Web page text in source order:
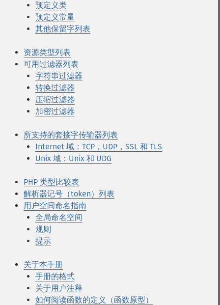
预定义类
预定义常量
其他保留字列表
资源类型列表
可用过滤器列表
字符串过滤器
转换过滤器
压缩过滤器
加密过滤器
所支持的套接字传输器列表
Internet 域：TCP，UDP，SSL 和 TLS
Unix 域：Unix 和 UDG
PHP 类型比较表
解析器记号（token）列表
用户空间命名指南
全局命名空间
规则
提示
关于本手册
手册的格式
关于用户注释
如何阅读函数的定义（函数原型）